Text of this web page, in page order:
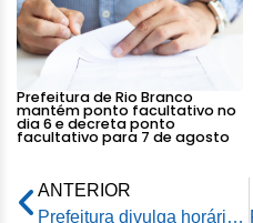
Prefeitura de Rio Branco
mantém ponto facultativo no
dia 6 e decreta ponto
facultativo para 7 de agosto
ANTERIOR
Prefeitura divulga horários de funcionamento dos parques e da Ecoteca no fim de ano